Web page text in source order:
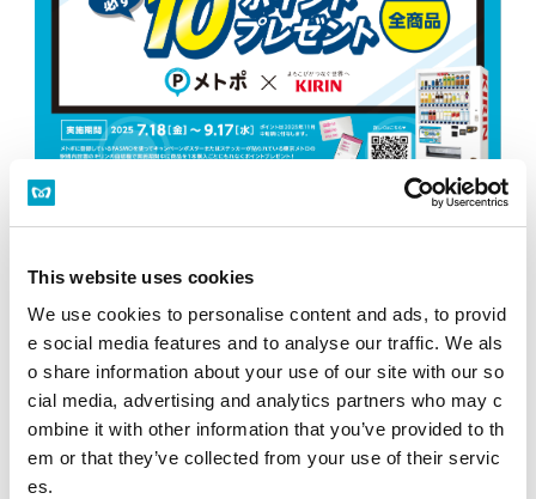
This website uses cookies
We use cookies to personalise content and ads, to provid
e social media features and to analyse our traffic. We als
o share information about your use of our site with our so
cial media, advertising and analytics partners who may c
ombine it with other information that you’ve provided to th
em or that they’ve collected from your use of their servic
es.
メトポxキリン「キリン自販機でメトポが必ずもらえるキャンペーン」を実
PDFファイルをご覧いただく
にはAdobe® Reader®が必要
です。
Adobe® Reader®のダウン
ロード